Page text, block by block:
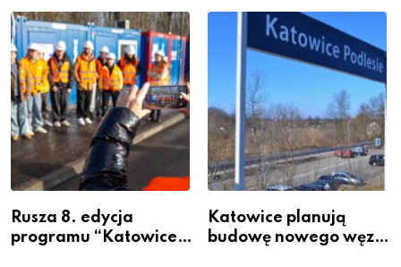
Rusza 8. edycja
programu “Katowice
Katowice planują
budowę nowego węzła